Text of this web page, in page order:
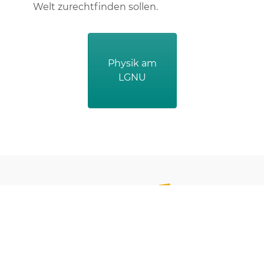
Welt zurechtfinden sollen.
Physik am
LGNU